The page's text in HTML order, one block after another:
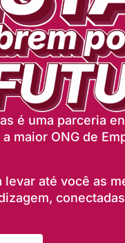
é uma parceria
a maior ONG de
levar até você as